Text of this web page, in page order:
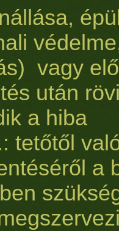
vagy
után
a hiba
tetőtől
a